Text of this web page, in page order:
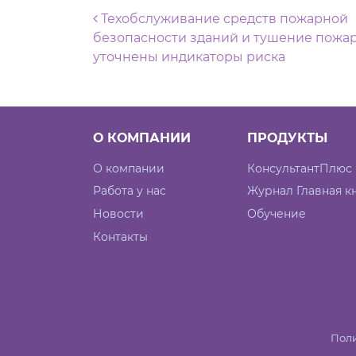
Навигация по записям
Техобслуживание средств пожарной
безопасности зданий и тушение
уточнены индикаторы риска
О КОМПАНИИ
О компании
Работа у нас
Новости
Контакты
ПРОДУКТЫ
КонсультантПлюс
Журнал Главная
Обучение